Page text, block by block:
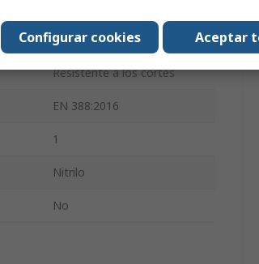
TG1072
Resistente a los cortes
EN 388:2016
1
Nitrilo
No
Aceptar
Configurar cookies